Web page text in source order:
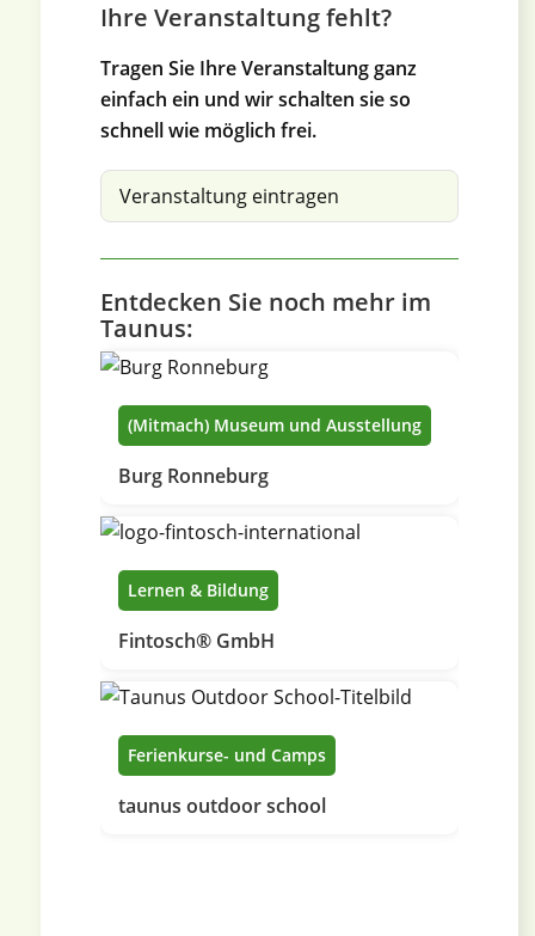
Ihre Veranstaltung fehlt?
Tragen Sie Ihre Veranstaltung ganz
einfach ein und wir schalten sie so
schnell wie möglich frei.
Veranstaltung eintragen
Entdecken Sie noch mehr im
Taunus:
(Mitmach) Museum und Ausstellung
Burg Ronneburg
Lernen & Bildung
Fintosch® GmbH
Ferienkurse- und Camps
taunus outdoor school